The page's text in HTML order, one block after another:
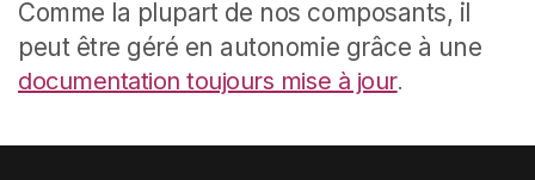
Comme la plupart de nos composants, il
peut être géré en autonomie grâce à une
documentation toujours mise à jour.